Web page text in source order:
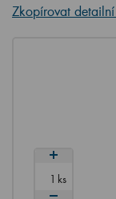
Zkopírovat
ks